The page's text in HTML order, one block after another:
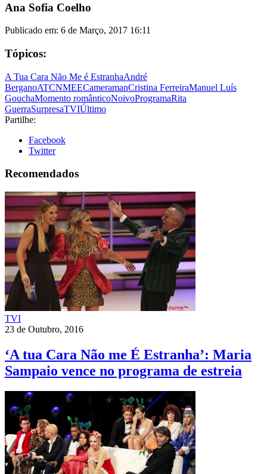
Ana Sofia Coelho
Publicado em: 6 de Março, 2017 16:11
Tópicos:
A Tua Cara Não Me é EstranhaAndré
BerganoATCNMEECameramanCristina FerreiraManuel Luís
GouchaMomento românticoNoivoProgramaRita
GuerraSurpresaTVIÚltimo
Partilhe:
Facebook
Twitter
Recomendados
TVI
23 de Outubro, 2016
‘A tua Cara Não me É Estranha’: Maria
Sampaio vence no programa de estreia